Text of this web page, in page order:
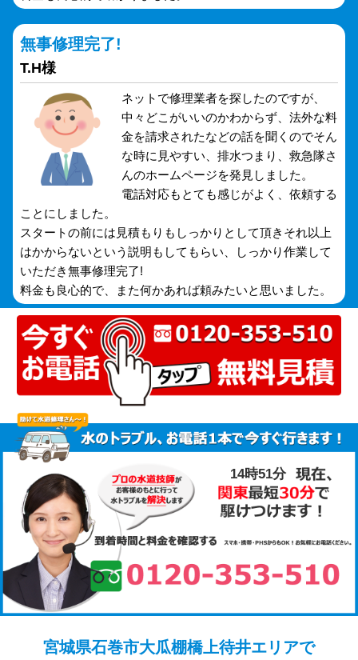
無事修理完了!
T.H様
ネットで修理業者を探したのですが、
中々どこがいいのかわからず、法外な料
金を請求されたなどの話を聞くのでそん
な時に見やすい、排水つまり、救急隊さ
んのホームページを発見しました。
電話対応もとても感じがよく、依頼する
ことにしました。
スタートの前には見積もりもしっかりとして頂きそれ以上
はかからないという説明もしてもらい、しっかり作業して
いただき無事修理完了!
料金も良心的で、また何かあれば頼みたいと思いました。
14時51分
宮城県石巻市大瓜棚橋上待井エリアで